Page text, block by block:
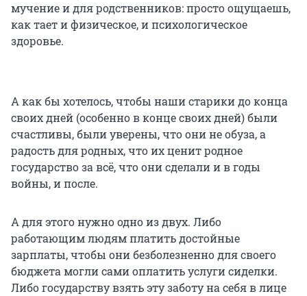
мучение и для родственников: просто ощущаешь,
как тает и физическое, и психологическое
здоровье.
А как бы хотелось, чтобы наши старики до конца
своих дней (особенно в конце своих дней) были
счастливы, были уверены, что они не обуза, а
радость для родных, что их ценит родное
государство за всё, что они сделали и в годы
войны, и после.
А для этого нужно одно из двух. Либо
работающим людям платить достойные
зарплаты, чтобы они безболезненно для своего
бюджета могли сами оплатить услуги сиделки.
Либо государству взять эту заботу на себя в лице